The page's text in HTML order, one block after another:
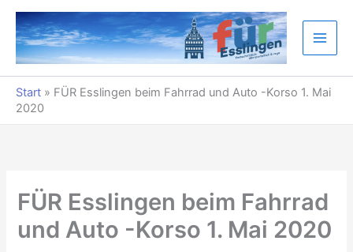
Zum
Inhalt
springen
Start » FÜR Esslingen beim Fahrrad und Auto -Korso 1. Mai
2020
FÜR Esslingen beim Fahrrad
und Auto -Korso 1. Mai 2020